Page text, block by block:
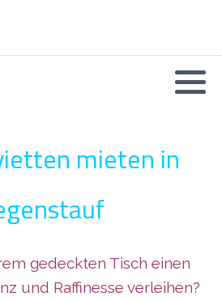
mieten in
gedeckten Tisch einen
und Raffinesse verleihen?